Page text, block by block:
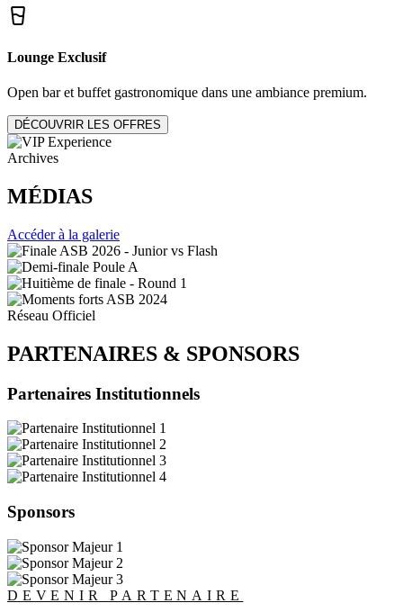
Lounge Exclusif
Open bar et buffet gastronomique dans une ambiance premium.
DÉCOUVRIR LES OFFRES
Archives
MÉDIAS
Accéder à la galerie
Réseau Officiel
PARTENAIRES & SPONSORS
Partenaires Institutionnels
Sponsors
DEVENIR PARTENAIRE